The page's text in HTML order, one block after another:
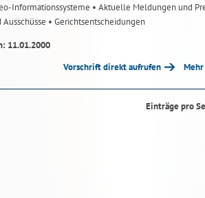
Informationssysteme • Aktuelle Meldungen und
• Gerichtsentscheidungen
11.01.2000
Vorschrift direkt aufrufen
Einträge pro